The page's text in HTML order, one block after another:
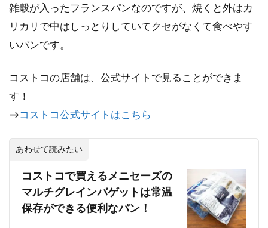
雑穀が入ったフランスパンなのですが、焼くと外はカ
リカリで中はしっとりしていてクセがなくて食べやす
いパンです。
コストコの店舗は、公式サイトで見ることができま
す！
→コストコ公式サイトはこちら
あわせて読みたい
コストコで買えるメニセーズの
マルチグレインバゲットは常温
保存ができる便利なパン！